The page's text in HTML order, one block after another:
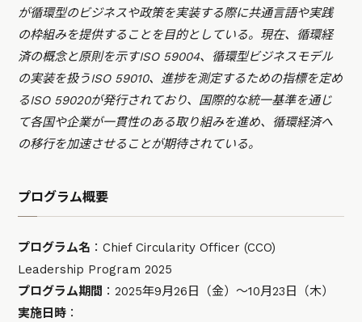
が循環型のビジネスや政策を実装する際に共通言語や実践
の枠組みを提供することを目的としている。現在、循環経
済の概念と原則を示すISO 59004、循環型ビジネスモデル
の実装を扱うISO 59010、進捗を測定するための指標を定め
るISO 59020が発行されており、国際的な統一基準を通じ
て各国や企業が一貫性のある取り組みを進め、循環経済へ
の移行を加速させることが期待されている。
プログラム概要
プログラム名 ：Chief Circularity Officer (CCO)
Leadership Program 2025
プログラム期間 ：2025年9月26日（金）～10月23日（木）
実施日時 ：